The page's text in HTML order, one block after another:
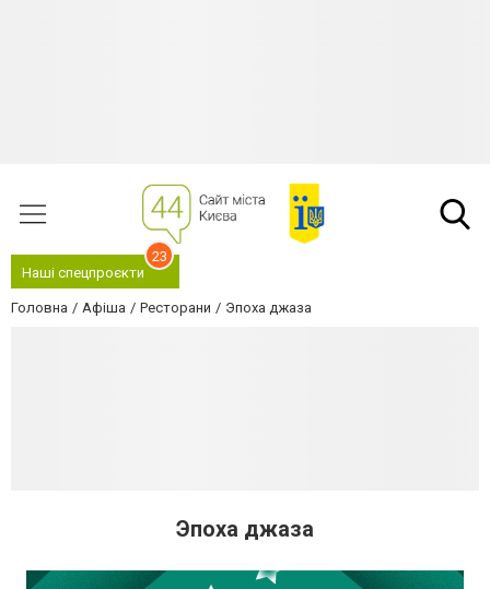
Наші спецпроєкти
23
Головна Афіша Ресторани Эпоха джаза
Эпоха джаза